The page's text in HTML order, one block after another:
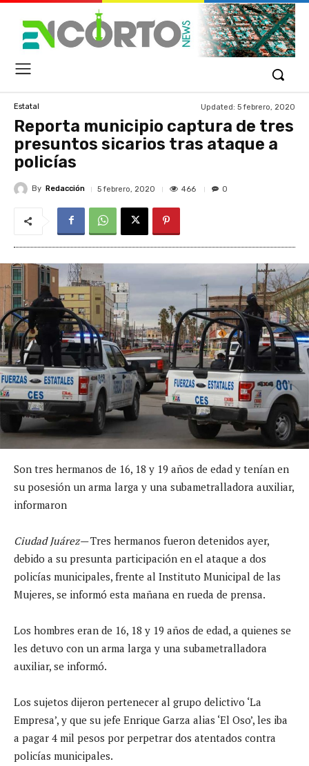
Estatal Updated: 5 febrero, 2020
Reporta municipio captura de tres
presuntos sicarios tras ataque a
policías
By Redacción 5 febrero, 2020 466 0
Son tres hermanos de 16, 18 y 19 años de edad y tenían en
su posesión un arma larga y una subametralladora auxiliar,
informaron
Ciudad Juárez—Tres hermanos fueron detenidos ayer,
debido a su presunta participación en el ataque a dos
policías municipales, frente al Instituto Municipal de las
Mujeres, se informó esta mañana en rueda de prensa.
Los hombres eran de 16, 18 y 19 años de edad, a quienes se
les detuvo con un arma larga y una subametralladora
auxiliar, se informó.
Los sujetos dijeron pertenecer al grupo delictivo ‘La
Empresa’, y que su jefe Enrique Garza alias ‘El Oso’, les iba
a pagar 4 mil pesos por perpetrar dos atentados contra
policías municipales.